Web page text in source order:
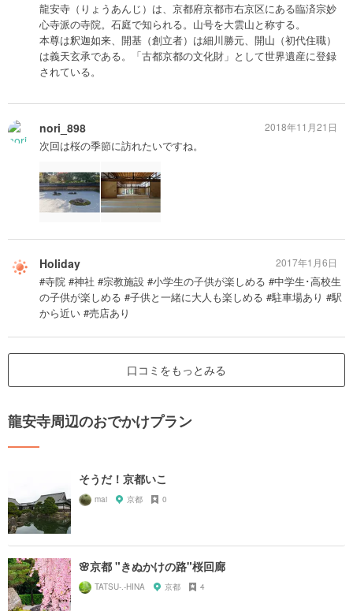
龍安寺（りょうあんじ）は、京都府京都市右京区にある臨済宗妙
心寺派の寺院。石庭で知られる。山号を大雲山と称する。
本尊は釈迦如来、開基（創立者）は細川勝元、開山（初代住職）
は義天玄承である。「古都京都の文化財」として世界遺産に登録
されている。
nori_898
次回は桜の季節に訪れたいですね。
2018年11月21日
Holiday
#寺院 #神社 #宗教施設 #小学生の子供が楽しめる #中学生･高校生
の子供が楽しめる #子供と一緒に大人も楽しめる #駐車場あり #駅
から近い #売店あり
2017年1月6日
口コミをもっとみる
龍安寺周辺のおでかけプラン
そうだ！京都いこ
mai 京都 0
🌸京都 "きぬかけの路"桜回廊
TATSU-.-HINA 京都 4